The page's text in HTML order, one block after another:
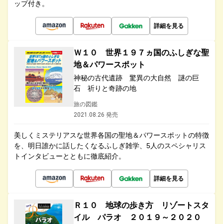
ップ付き。
詳細を見る
Ｗ１０ 世界１９７ヵ国のふしぎな聖
地＆パワースポット
神秘の古代遺跡 驚異の大自然 謎の巨
石 祈りと奇跡の地
旅の図鑑
2021.08.26 発売
美しくミステリアスな世界各国の聖地＆パワースポットの特徴
を、明日誰かに話したくなるふしぎ雑学、5人のスペシャリス
トインタビューとともに徹底紹介。
詳細を見る
Ｒ１０ 地球の歩き方 リゾートスタ
イル パラオ ２０１９～２０２０